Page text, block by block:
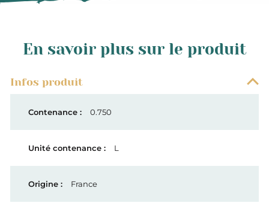
En savoir plus sur le produit
Infos produit
0.750
L
France